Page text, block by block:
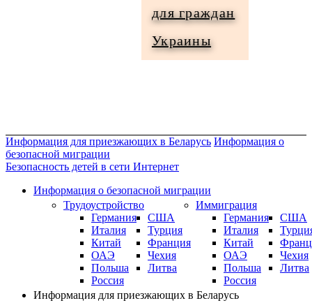
для граждан
Украины
Информация для приезжающих в Беларусь Информация о
безопасной миграции
Безопасность детей в сети Интернет
Информация о безопасной миграции
Трудоустройство
Германия
Италия
Китай
ОАЭ
Польша
Россия
США
Турция
Франция
Чехия
Литва
Иммиграция
Германия
Италия
Китай
ОАЭ
Польша
Россия
США
Чехия
Литва
Информация для приезжающих в Беларусь